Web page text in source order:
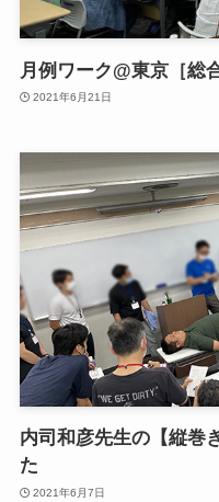
月例ワーク@東京［総
2021年6月21日
内司和彦先生の【縦巻
た
2021年6月7日